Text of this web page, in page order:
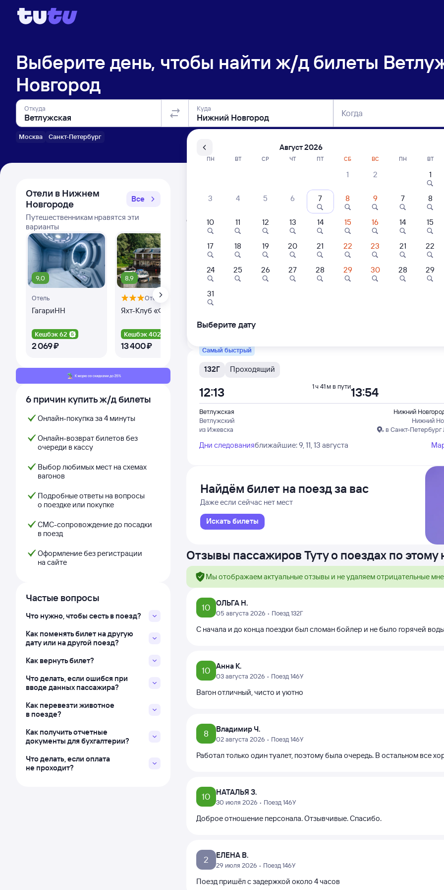
Выберите день, чтобы найти ж/д билеты
Новгород
Откуда
Москва Санкт-Петербург
Куда Когда
Отели в Нижнем
Новгороде
Все
Путешественникам нравятся эти
варианты
9,0
Отель
ГагариНН
Кешбэк 62
2 ⁠069 ⁠₽
8,9
Отель
Яхт-Клуб «Фрегат»
Кешбэк 402
13 ⁠400 ⁠₽
Новгород
5 ⁠700 ⁠₽
8,4
6 причин купить ж/д билеты
Онлайн-покупка за 4 минуты
Онлайн-возврат билетов без
очереди в кассу
Выбор любимых мест на схемах
вагонов
Подробные ответы на вопросы
о поездке или покупке
СМС-сопровождение до посадки
в поезд
Оформление без регистрации
на сайте
Частые вопросы
Что нужно, чтобы сесть в поезд?
Как поменять билет на другую
дату или на другой поезд?
Как вернуть билет?
Что делать, если ошибся при
вводе данных пассажира?
Как перевезти животное
в поезде?
Как получить отчетные
документы для бухгалтерии?
Что делать, если оплата
не проходит?
Расписание поездов Ветлужская — Нижний
Расписание поездов Нижний Новгород — Ветлужская
Открыта продажа билетов на 5 ноября. Отправление и прибытие по местному
Самый быстрый
146У Проходящий
Ветлужская
Ветлужский
из Челябинска
12:13 13:54
Дни следованияближайшие: 8, 10, 12 августа
Самый быстрый
132Г Проходящий
Ветлужская
Ветлужский
из Ижевска
Нижний
Нижний
в Санкт-Петербург
12:13 13:54
1 ч 41 м в пути
Дни следованияближайшие: 9, 11, 13 августа
Найдём билет на поезд за вас
Даже если сейчас нет мест
Искать билеты
Отзывы пассажиров Туту о поездах по
Мы отображаем актуальные отзывы и не удаляем отрицательные
10 ОЛЬГА Н.
05 августа 2026 • Поезд 132Г
С начала и до конца поездки был сломан бойлер и не было горячей
10 Анна К.
03 августа 2026 • Поезд 146У
Вагон отличный, чисто и уютно
8 Владимир Ч.
02 августа 2026 • Поезд 146У
Работал только один туалет, поэтому была очередь. В остальном все
10 НАТАЛЬЯ З.
30 июля 2026 • Поезд 146У
Доброе отношение персонала. Отзывчивые. Спасибо.
2 ЕЛЕНА В.
29 июля 2026 • Поезд 146У
Поезд пришёл с задержкой около 4 часов
Август 2026
ПН ВТ СР ЧТ ПТ СБ ВС
1 2
3 4 5 6 7 8 9
10 11 12 13 14 15 16
17 18 19 20 21 22 23
24 25 26 27 28 29 30
31
ПН ВТ
1
7 8
14 15
21 22
28 29
Выберите дату